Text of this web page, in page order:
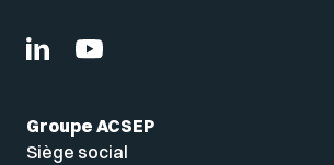
Groupe ACSEP
Siège social